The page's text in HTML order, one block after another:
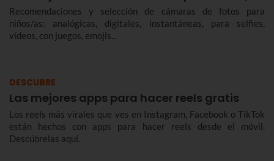
Recomendaciones y selección de cámaras de fotos para
niños/as: analógicas, digitales, instantáneas, para selfies,
vídeos, con juegos, emojis...
DESCUBRE
Las mejores apps para hacer reels gratis
Los reels más virales que ves en Instagram, Facebook o TikTok
están hechos con apps para hacer reels desde el móvil.
Descúbrelas aquí.